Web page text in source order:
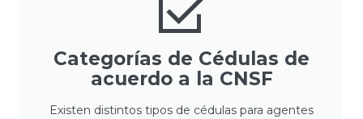
Categorías de Cédulas de
acuerdo a la CNSF
Existen distintos tipos de cédulas para agentes